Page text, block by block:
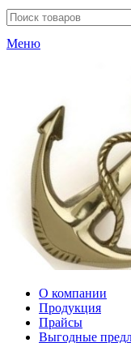
Меню
О компании
Продукция
Прайсы
Выгодные